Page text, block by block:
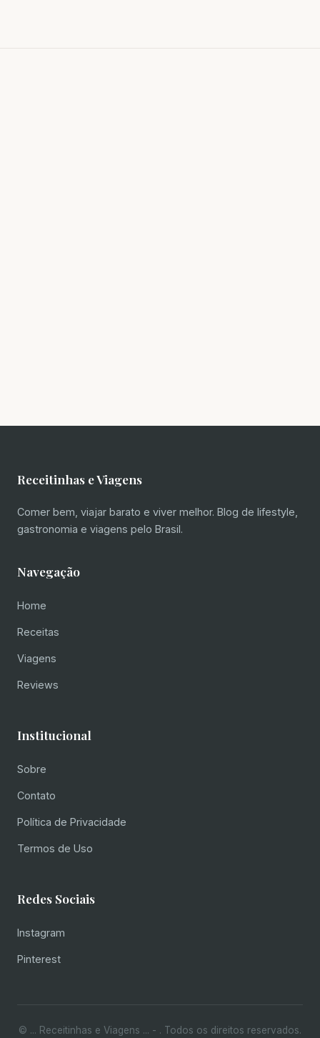
Receitinhas e Viagens
Comer bem, viajar barato e viver melhor. Blog de lifestyle,
gastronomia e viagens pelo Brasil.
Navegação
Home
Receitas
Viagens
Reviews
Institucional
Sobre
Contato
Política de Privacidade
Termos de Uso
Redes Sociais
Instagram
Pinterest
© ... Receitinhas e Viagens ... - . Todos os direitos reservados.